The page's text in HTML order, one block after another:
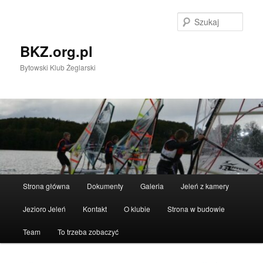
BKZ.org.pl
Bytowski Klub Żeglarski
Strona główna Dokumenty Galeria Jeleń z kamery
Jezioro Jeleń Kontakt O klubie Strona w budowie
Team To trzeba zobaczyć